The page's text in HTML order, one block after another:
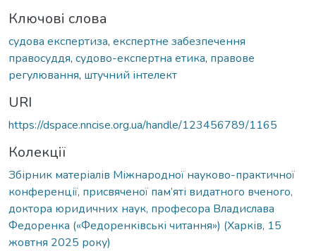
Ключові слова
судова експертиза, експертне забезпечення
правосуддя, судово-експертна етика, правове
регулювання, штучний інтелект
URI
https://dspace.nncise.org.ua/handle/123456789/1165
Колекції
Збірник матеріалів Міжнародної науково-практичної
конференції, присвяченої пам’яті видатного вченого,
доктора юридичних наук, професора Владислава
Федоренка («Федоренківські читання») (Харків, 15
жовтня 2025 року)